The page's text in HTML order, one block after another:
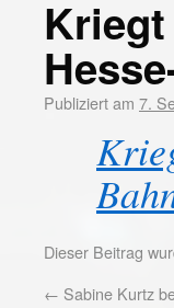
Publiziert am 7.
Dieser Beitrag
← Sabine Kurtz